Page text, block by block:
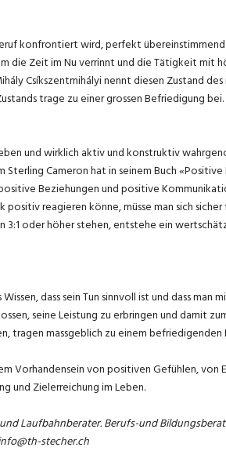
konfrontiert wird, perfekt
die Zeit im Nu verrinnt und die Tätigkeit mit
Csíkszentmihályi nennt diesen Zustand des
trage zu einer grossen Befriedigung bei.
und wirklich aktiv und konstruktiv
Cameron hat in seinem Buch
Beziehungen und positive
reagieren könne, müsse man sich
oder höher stehen, entstehe ein
dass sein Tun sinnvoll ist und dass
seine Leistung zu erbringen und damit
tragen massgeblich zu einem befriedigenden
Vorhandensein von positiven Gefühlen, von
und Zielerreichung im Leben.
Laufbahnberater. Berufs-und
stecher.ch